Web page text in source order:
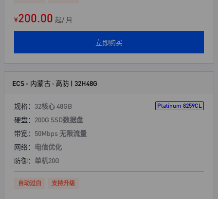
¥200.00 起/ 月
立即购买
ECS - 内蒙古 · 高防 | 32H48G
规格： 32核心 48GB Platinum 8259CL
硬盘： 200G SSD数据盘
带宽： 50Mbps 无限流量
网络：
电信优化
防御： 单机20G
自动过白 支持升级